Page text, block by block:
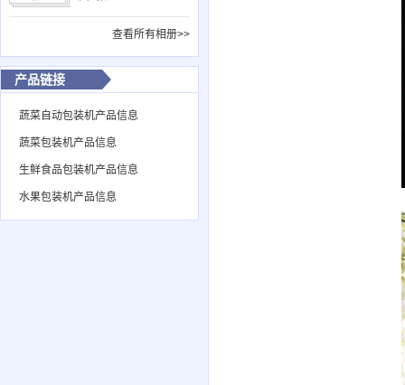
查看所有相册>>
产品链接
蔬菜自动包装机产品信息
蔬菜包装机产品信息
生鲜食品包装机产品信息
水果包装机产品信息